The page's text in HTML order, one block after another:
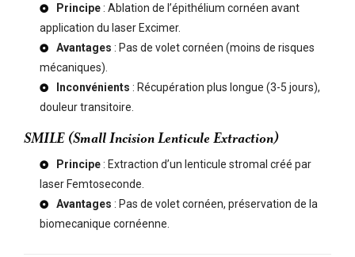
Principe: Ablation de l’épithélium cornéen avant
application du laser Excimer.
Avantages : Pas de volet cornéen (moins de risques
mécaniques).
Inconvénients : Récupération plus longue (3-5 jours),
douleur transitoire.
SMILE (Small Incision Lenticule Extraction)
Principe: Extraction d’un lenticule stromal créé par
laser Femtoseconde.
Avantages : Pas de volet cornéen, préservation de la
biomecanique cornéenne.